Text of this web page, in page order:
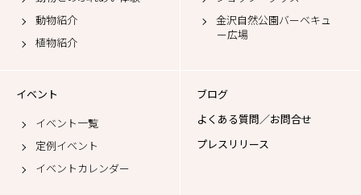
動物紹介
植物紹介
金沢自然公園バーベキュ
ー広場
イベント
イベント一覧
定例イベント
イベントカレンダー
ブログ
よくある質問／お問合せ
プレスリリース